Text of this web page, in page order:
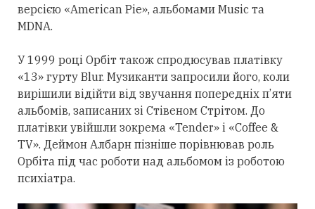
версією «American Pie», альбомами Music та
MDNA.
У 1999 році Орбіт також спродюсував платівку
«13» гурту Blur. Музиканти запросили його, коли
вирішили відійти від звучання попередніх п’яти
альбомів, записаних зі Стівеном Стрітом. До
платівки увійшли зокрема «Tender» і «Coffee &
TV». Деймон Албарн пізніше порівнював роль
Орбіта під час роботи над альбомом із роботою
психіатра.